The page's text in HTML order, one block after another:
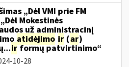
„Dėl VMI prie FM
Mokestinės
už administracinį
atidėjimo ir (ar)
irformų patvirtinimo“
10-28